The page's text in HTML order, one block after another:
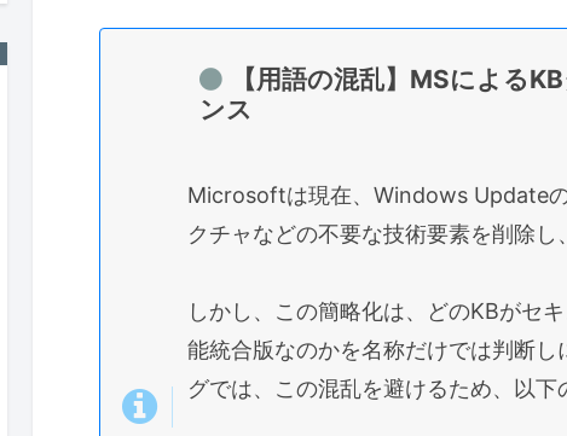
ステップ2：Windows
3. 注意点とまとめ
More：企業環境における「排除」
【最重要】Windowsの認証ルー
リスク
スマートカード認証の厳格化：影響
【用語の混乱】MSによる
ンス
Microsoftは現在、Windows Update
クチャなどの不要な技術要素を削除し
しかし、この簡略化は、どのKBがセ
能統合版なのかを名称だけでは判断
グでは、この混乱を避けるため、以下